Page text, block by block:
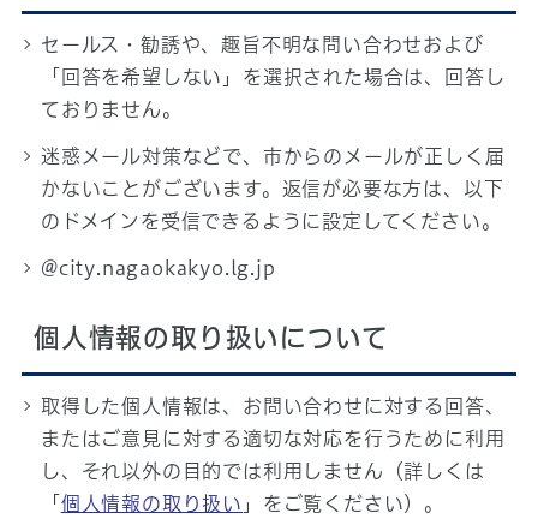
セールス・勧誘や、趣旨不明な問い合わせおよび
「回答を希望しない」を選択された場合は、回答し
ておりません。
迷惑メール対策などで、市からのメールが正しく届
かないことがございます。返信が必要な方は、以下
のドメインを受信できるように設定してください。
@city.nagaokakyo.lg.jp
個人情報の取り扱いについて
取得した個人情報は、お問い合わせに対する回答、
またはご意見に対する適切な対応を行うために利用
し、それ以外の目的では利用しません（詳しくは
「 個人情報の取り扱い 」をご覧ください）。